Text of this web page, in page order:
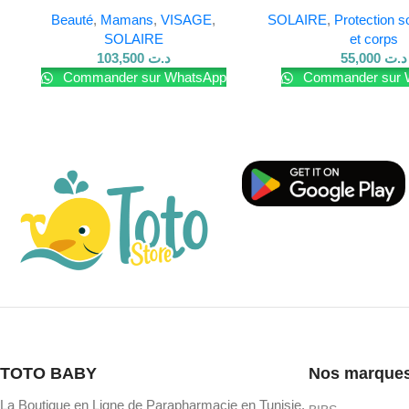
Réappliquez fréquemment, surtout après la baignade ou
Limitez l’exposition solaire, même avec protection.
Beauté, Mamans,VISAGE,
SOLAIRE
د.ت 103,500
Commander sur WhatsApp
SOLAIRE, Protection
et corps
د.ت 55,000
Commander sur
TOTO BABY
La Boutique en Ligne de Parapharmacie en Tunisie,
Nos